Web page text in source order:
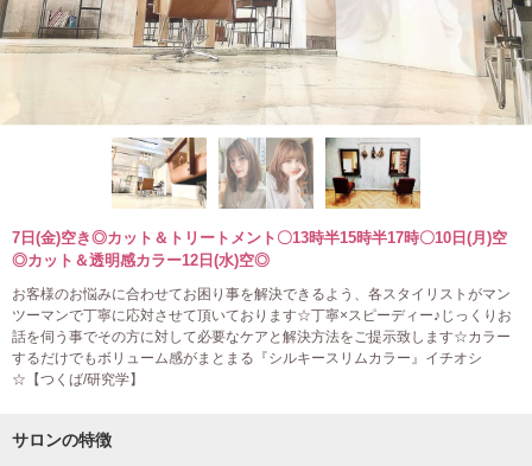
7日(金)空き◎カット＆トリートメント〇13時半15時半17時〇10日(月)空
◎カット＆透明感カラー12日(水)空◎
お客様のお悩みに合わせてお困り事を解決できるよう、各スタイリストがマン
ツーマンで丁寧に応対させて頂いております☆丁寧×スピーディー♪じっくりお
話を伺う事でその方に対して必要なケアと解決方法をご提示致します☆カラー
するだけでもボリューム感がまとまる『シルキースリムカラー』イチオシ
☆【つくば/研究学】
サロンの特徴